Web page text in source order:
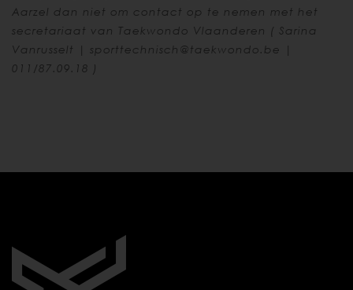
Aarzel dan niet om contact op te nemen met het
secretariaat van Taekwondo Vlaanderen ( Sarina
Vanrusselt | sporttechnisch@taekwondo.be
|
011/87.09.18 )